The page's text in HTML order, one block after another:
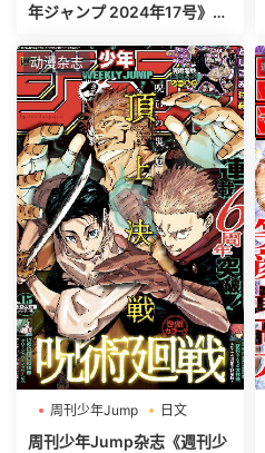
年ジャンプ 2024年17号》高
动漫杂志
周刊少年Jump
日文
週刊少年ジャンプ
周刊少年Jump杂志《週刊少